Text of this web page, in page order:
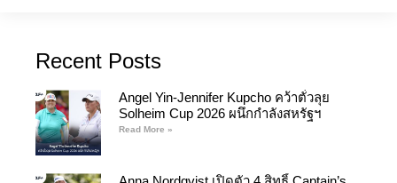
Recent Posts
Angel Yin-Jennifer Kupcho คว้าตั๋วลุย
Solheim Cup 2026 ผนึกกำลังสหรัฐฯ
Read More »